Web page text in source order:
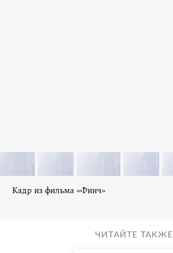
Кадр из фильма «Финч»
ЧИТАЙТЕ ТАКЖЕ